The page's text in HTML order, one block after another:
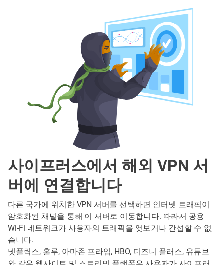
사이프러스에서 해외 VPN 서
버에 연결합니다
다른 국가에 위치한 VPN 서버를 선택하면 인터넷 트래픽이
암호화된 채널을 통해 이 서버로 이동합니다. 따라서 공용
Wi-Fi 네트워크가 사용자의 트래픽을 엿보거나 간섭할 수 없
습니다.
넷플릭스, 훌루, 아마존 프라임, HBO, 디즈니 플러스, 유튜브